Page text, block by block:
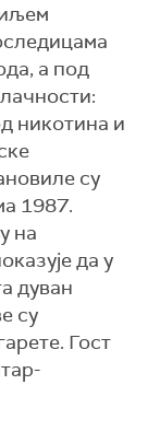
а под
никотина и
су
1987.
на
да у
дуван
су
Гост